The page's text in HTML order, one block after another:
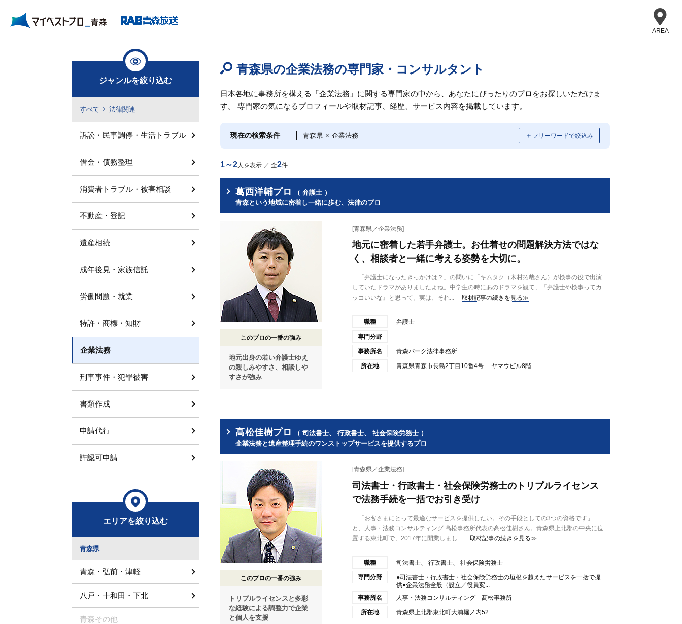
AREA
青森県の企業法務の専門家・コンサルタント
日本各地に事務所を構える「企業法務」に関する専門家の中から、あなたにぴったりのプロをお探しいただけま
す。 専門家の気になるプロフィールや取材記事、経歴、サービス内容を掲載しています。
現在の検索条件 青森県 × 企業法務 ＋ フリーワードで絞込み
1～2人を表示 ／ 全2件
葛西洋輔プロ
（ 弁護士 ）
青森という地域に密着し一緒に歩む、法律のプロ
このプロの一番の強み
地元出身の若い弁護士ゆえ
の親しみやすさ、相談しや
すさが強み
[青森県／企業法務]
地元に密着した若手弁護士。お仕着せの問題解決方法ではな
く、相談者と一緒に考える姿勢を大切に。
「弁護士になったきっかけは？」の問いに「キムタク（木村拓哉さん）が検事の役で出演
していたドラマがありましたよね。中学生の時にあのドラマを観て、『弁護士や検事ってカ
ッコいいな』と思って。実は、それ...
取材記事の続きを見る≫
職種 弁護士
専門分野
事務所名 青森パーク法律事務所
所在地 青森県青森市長島2丁目10番4号 ヤマウビル8階
髙松佳樹プロ
（ 司法書士、 行政書士、 社会保険労務士 ）
企業法務と遺産整理手続のワンストップサービスを提供するプロ
このプロの一番の強み
トリプルライセンスと多彩
な経験による調整力で企業
と個人を支援
[青森県／企業法務]
司法書士・行政書士・社会保険労務士のトリプルライセンス
で法務手続を一括でお引き受け
「お客さまにとって最適なサービスを提供したい。その手段としての3つの資格です」
と、人事・法務コンサルティング 髙松事務所代表の髙松佳樹さん。青森県上北郡の中央に位
置する東北町で、2017年に開業しまし...
取材記事の続きを見る≫
職種 司法書士、 行政書士、 社会保険労務士
専門分野
●司法書士・行政書士・社会保険労務士の垣根を越えたサービスを一括で提
供●企業法務全般（設立／役員変...
事務所名
人事・法務コンサルティング 髙松事務所
所在地 青森県上北郡東北町大浦堀ノ内52
ジャンルを絞り込む
すべて 法律関連
訴訟・民事調停・生活トラブル
借金・債務整理
消費者トラブル・被害相談
不動産・登記
遺産相続
成年後見・家族信託
労働問題・就業
特許・商標・知財
企業法務
刑事事件・犯罪被害
書類作成
申請代行
許認可申請
エリアを絞り込む
青森県
青森・弘前・津軽
八戸・十和田・下北
青森その他